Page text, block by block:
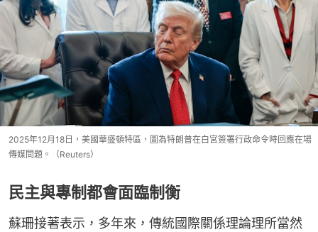
2025年12月18日，美國華盛頓特區，圖為特朗普在白宮簽署行政命令時回應在場
傳媒問題。（Reuters）
民主與專制都會面臨制衡
蘇珊接著表示，多年來，傳統國際關係理論理所當然